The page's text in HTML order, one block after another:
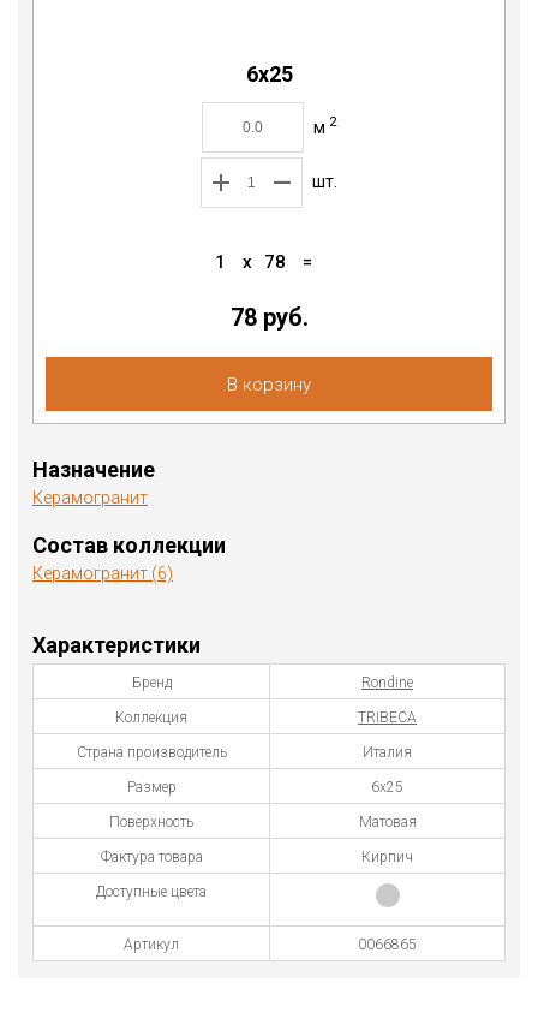
6x25
м 2
шт.
1 x 78 =
78 руб.
В корзину
Назначение
Керамогранит
Состав коллекции
Керамогранит (6)
Характеристики
Бренд Rondine
Коллекция TRIBECA
Страна производитель Италия
Размер 6x25
Поверхность Матовая
Фактура товара Кирпич
Доступные цвета
Артикул 0066865